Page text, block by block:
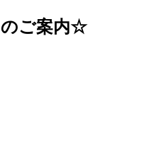
のご案内☆